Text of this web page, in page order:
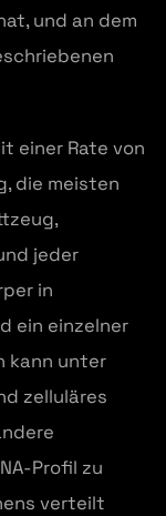
und an dem
einer Rate von
die meisten
jeder
in
ein einzelner
kann unter
zelluläres
Profil zu
verteilt